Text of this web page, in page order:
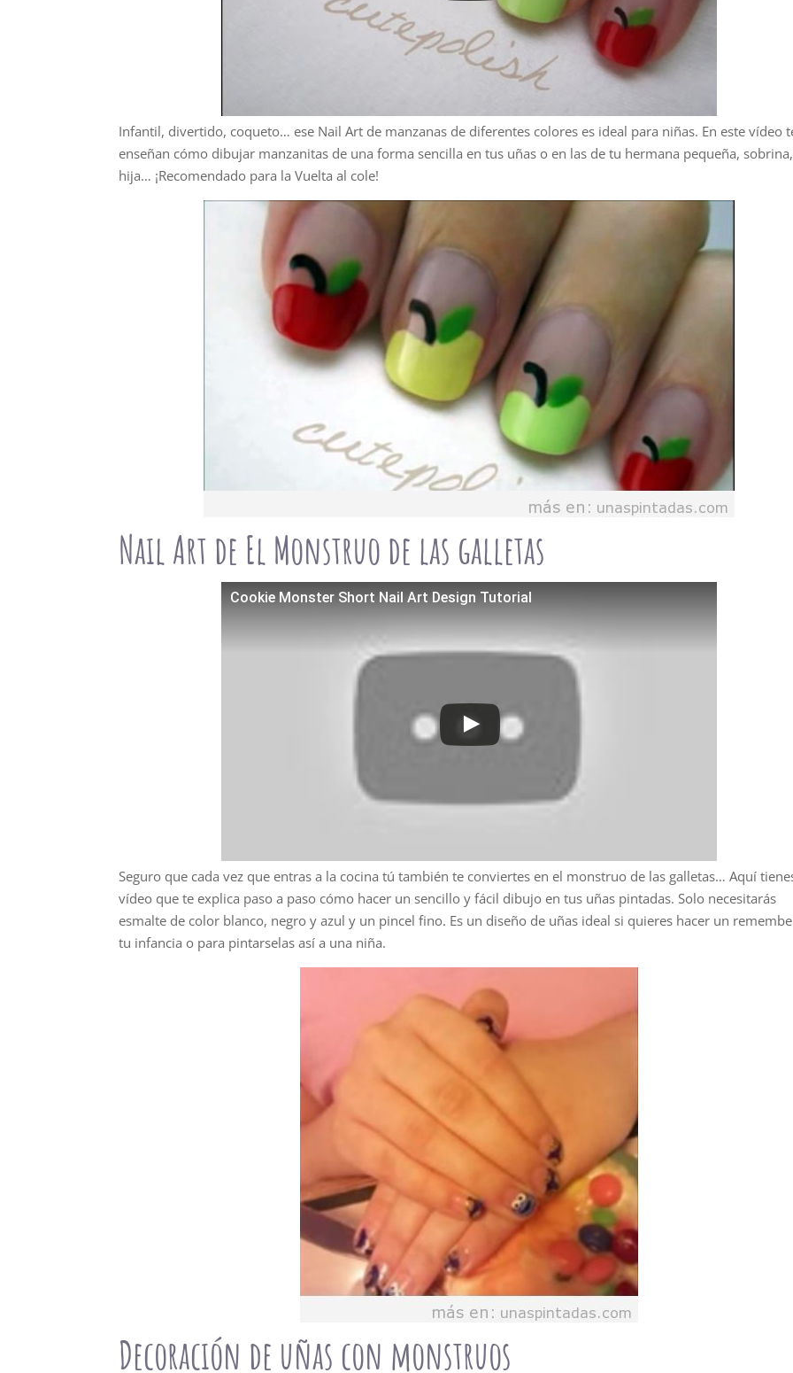
Infantil, divertido, coqueto… ese Nail Art de manzanas de diferentes colores es ideal para niñas. En este vídeo
enseñan cómo dibujar manzanitas de una forma sencilla en tus uñas o en las de tu hermana pequeña, sobrina,
hija… ¡Recomendado para la Vuelta al cole!
Nail Art de El Monstruo de las galletas
Cookie Monster Short Nail Art Design Tutorial
Seguro que cada vez que entras a la cocina tú también te conviertes en el monstruo de las galletas… Aquí
vídeo que te explica paso a paso cómo hacer un sencillo y fácil dibujo en tus uñas pintadas. Solo necesitarás
esmalte de color blanco, negro y azul y un pincel fino. Es un diseño de uñas ideal si quieres hacer un
tu infancia o para pintarselas así a una niña.
Decoración de uñas con monstruos